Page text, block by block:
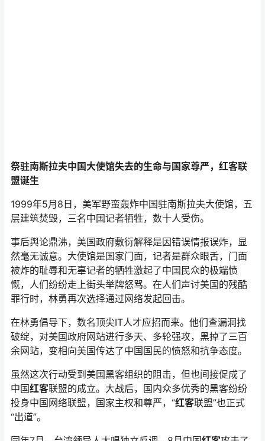
祭驻南斯拉夫中国大使馆失去的生命与国家尊严，红客联
盟诞生
1999年5月8日，美军野蛮轰炸中国驻南斯拉夫大使馆，五
层建筑焚毁，三名中国记者牺牲，数十人受伤。
事后舆论鼎沸，美国政府敷衍解释是因错误情报误炸，显
然毫无诚意。大使馆是国家门面，记者是群众眼舌，门面
被炸的耻辱和无辜记者的牺牲激起了中国民众的极端愤
慨，人们纷纷走上街头举牌怒骂。在人们声讨美国的残酷
罪行时，林勇再次选择通过网络发起回击。
在林勇倡导下，数名顶尖IT人才应招而来。他们查漏洞找
破绽，对美国政府网站进行多天、多轮强攻，黑掉了三百
余网站，变相向美国传达了中国国民的愤怒和抗争态度。
虽然这次行动受到美国黑客组织的阻击，但也间接促成了
中国红客联盟的成立。大战后，国内众多优秀的黑客纷纷
投身中国网络联盟，国家主权和尊严，“红客联盟”也正式
“出道”。
同年7月，台湾领导人大唱独立反调。8月中国红客攻击了